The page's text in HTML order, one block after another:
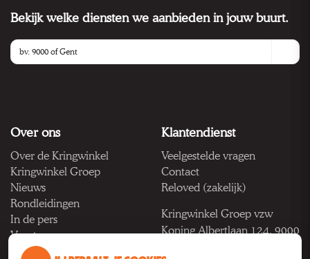
Bekijk welke diensten we aanbieden in jouw buurt.
Over ons
Over de Kringwinkel
Kringwinkel Groep
Nieuws
Rondleidingen
In de pers
Vacatures
Klantendienst
Veelgestelde vragen
Contact
Reloved (zakelijk)
Kringwinkel Groep vzw
Koning Albertlaan 124, 9000